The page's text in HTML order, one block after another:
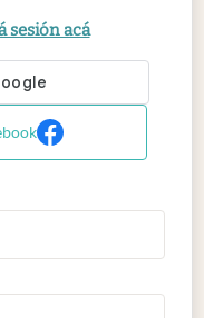
sesión acá